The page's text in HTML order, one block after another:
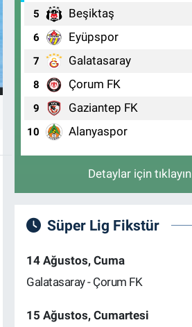
5 Beşiktaş
6 Eyüpspor
7 Galatasaray
8 Çorum FK
9 Gaziantep FK
10 Alanyaspor
Detaylar için tıklayın
Süper Lig Fikstür
14 Ağustos, Cuma
Galatasaray - Çorum FK
15 Ağustos, Cumartesi